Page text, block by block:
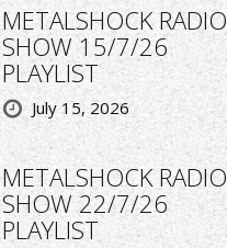
METALSHOCK RADIO
SHOW 15/7/26
PLAYLIST
July 15, 2026
METALSHOCK RADIO
SHOW 22/7/26
PLAYLIST